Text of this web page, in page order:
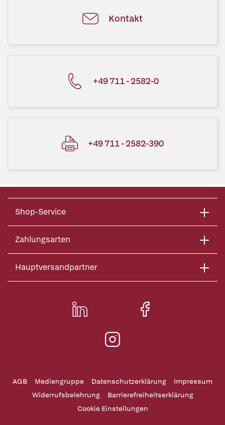
Kontakt
+49 711 - 2582-0
+49 711 - 2582-390
Shop-Service
Zahlungsarten
Hauptversandpartner
AGB Mediengruppe Datenschutzerklärung
Impressum
Widerrufsbelehrung
Barrierefreiheitserklärung
Cookie Einstellungen